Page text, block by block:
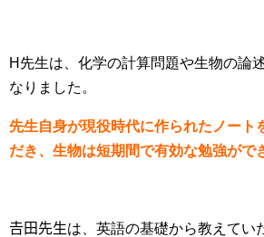
H先生は、化学の計算問題や生物の論
なりました。
先生自身が現役時代に作られたノート
だき、生物は短期間で有効な勉強がで
𠮷田先生は、英語の基礎から教えてい